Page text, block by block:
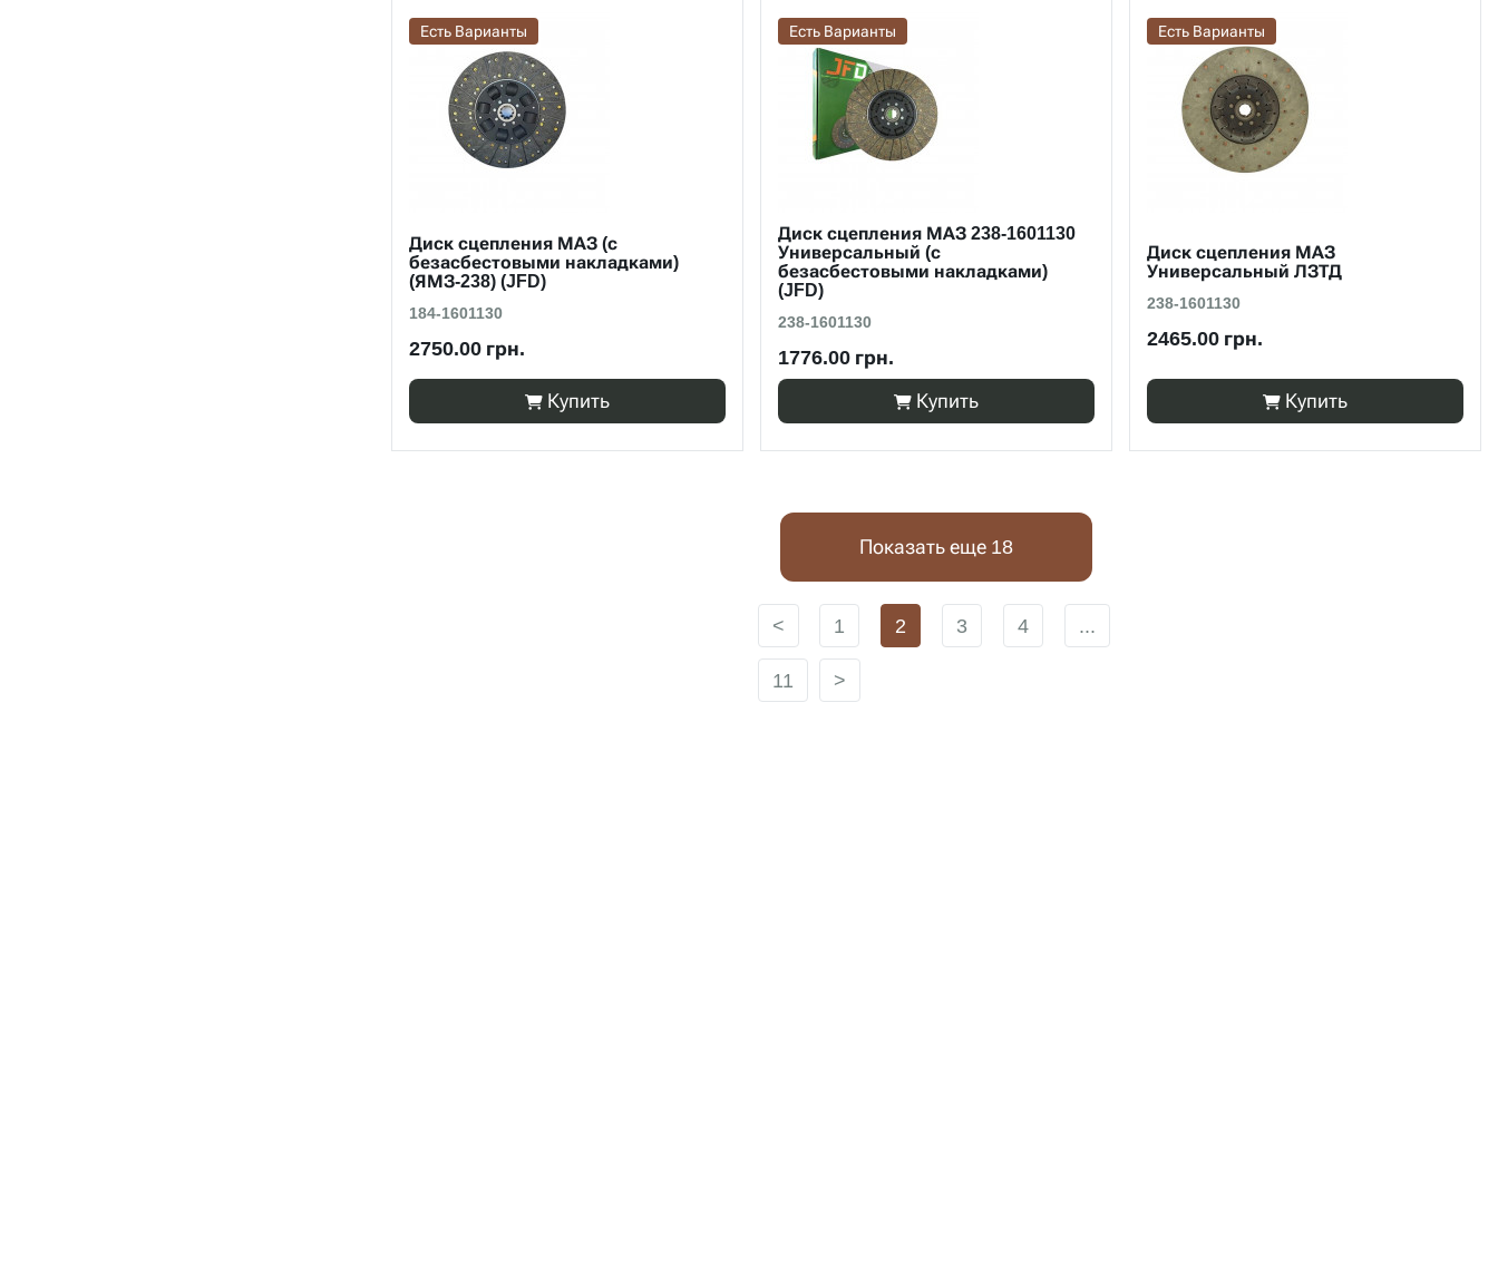
Есть Варианты
Диск сцепления МАЗ (с
безасбестовыми накладками)
(ЯМЗ-238) (JFD)
184-1601130
2750.00 грн.
Купить
Есть Варианты
Диск сцепления МАЗ 238-1601130
Универсальный (с
безасбестовыми накладками)
(JFD)
238-1601130
1776.00 грн.
Купить
Есть Варианты
Диск сцепления МАЗ
Универсальный ЛЗТД
238-1601130
2465.00 грн.
Купить
Показать еще 18
< 1 2 3 4 ...
11 >